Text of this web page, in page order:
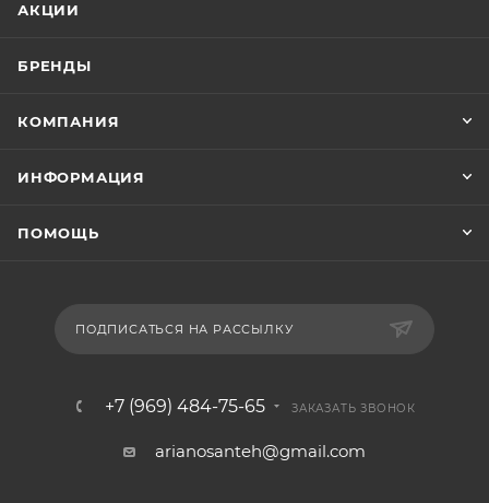
АКЦИИ
БРЕНДЫ
КОМПАНИЯ
ИНФОРМАЦИЯ
ПОМОЩЬ
ПОДПИСАТЬСЯ НА РАССЫЛКУ
+7 (969) 484-75-65 ЗАКАЗАТЬ ЗВОНОК
arianosanteh@gmail.com